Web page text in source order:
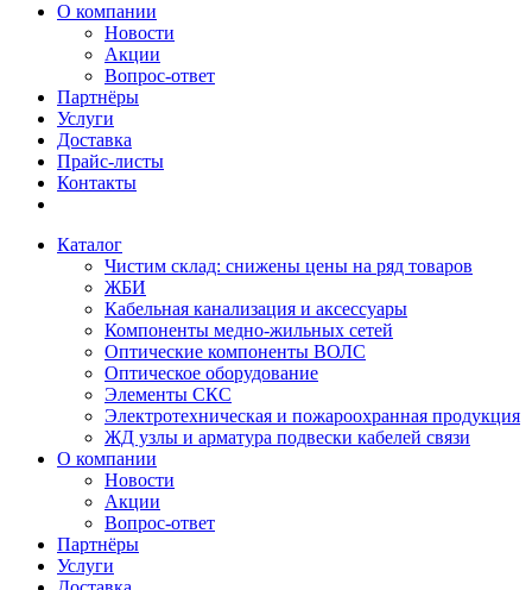
О компании
Новости
Акции
Вопрос-ответ
Партнёры
Услуги
Доставка
Прайс-листы
Контакты
Каталог
Чистим склад: снижены цены на ряд товаров
ЖБИ
Кабельная канализация и аксессуары
Компоненты медно-жильных сетей
Оптические компоненты ВОЛС
Оптическое оборудование
Элементы СКС
Электротехническая и пожароохранная продукция
ЖД узлы и арматура подвески кабелей связи
О компании
Новости
Акции
Вопрос-ответ
Партнёры
Услуги